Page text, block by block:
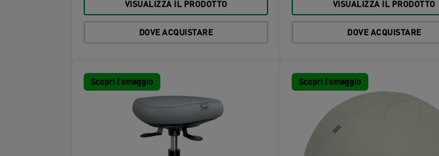
VISUALIZZA IL PRODOTTO
DOVE ACQUISTARE
VISUALIZZA IL PRODOTTO
DOVE ACQUISTARE
Scopri l’omaggio Scopri l’omaggio